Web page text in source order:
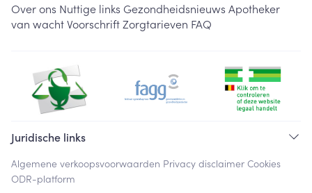
Over ons Nuttige links Gezondheidsnieuws Apotheker
van wachtVoorschriftZorgtarieven FAQ
Juridische links
Algemene verkoopsvoorwaarden Privacy disclaimer Cookies
ODR-platform